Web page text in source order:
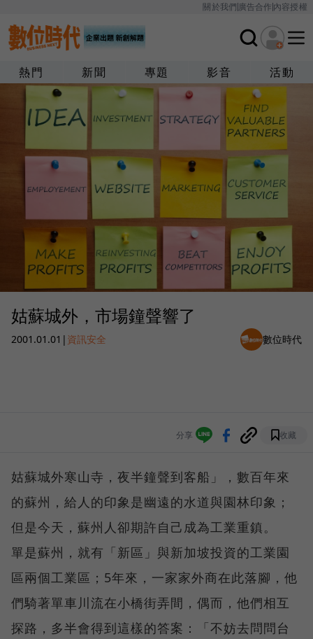
關於我們廣告合作內容授權
熱門 新聞 專題 影音 活動
姑蘇城外，市場鐘聲響了
2001.01.01 | 資訊安全 數位時代
分享 收藏
姑蘇城外寒山寺，夜半鐘聲到客船」，數百年來
的蘇州，給人的印象是幽遠的水道與園林印象；
但是今天，蘇州人卻期許自己成為工業重鎮。
單是蘇州，就有「新區」與新加坡投資的工業園
區兩個工業區；5年來，一家家外商在此落腳，他
們騎著單車川流在小橋街弄間，偶而，他們相互
探路，多半會得到這樣的答案：「不妨去問問台